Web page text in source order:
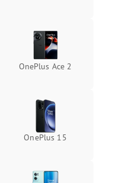
OnePlus Ace 2
OnePlus 15